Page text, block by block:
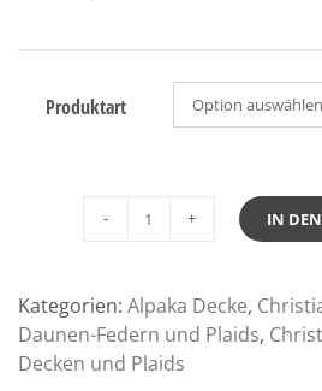
Produktart
Fischbacher
Baby
Alpaka
Menge
IN
Kategorien: Alpaka Decke,
Daunen-Federn und Plaids,
Decken und Plaids